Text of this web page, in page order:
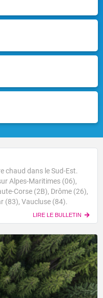
chaud dans le Sud-Est.
Alpes-Maritimes (06),
Corse (2B), Drôme (26),
(83), Vaucluse (84).
LIRE LE BULLETIN